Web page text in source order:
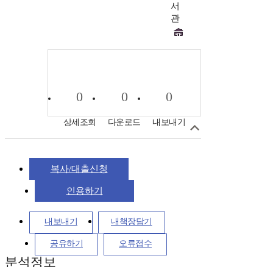
서
관
0
상세조회
0
다운로드
0
내보내기
복사/대출신청
인용하기
내보내기 내책장담기
공유하기 오류접수
분석정보